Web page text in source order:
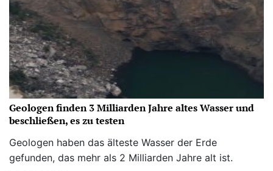
Geologen finden 3 Milliarden Jahre altes Wasser und
beschließen, es zu testen
Geologen haben das älteste Wasser der Erde
gefunden, das mehr als 2 Milliarden Jahre alt ist.